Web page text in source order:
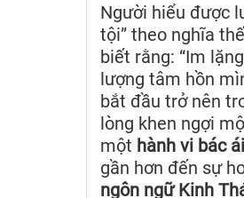
Người hiểu được
tội” theo nghĩa
biết rằng: “Im
lượng tâm hồn
bắt đầu trở nên
lòng khen ngợi
một hành vi bác ái
gần hơn đến sự
ngôn ngữ Kinh